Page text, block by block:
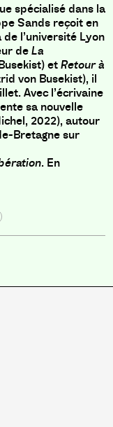
spécialisé dans la
Sands reçoit en
l’université Lyon
deLa
etRetour à
von Busekist), il
Avec l’écrivaine
sa nouvelle
2022), autour
Bretagne sur
. En